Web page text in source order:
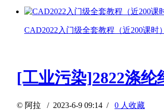
CAD2022入门级全套教程（近200课时）
[工业污染]2822涤
© 阿拉 / 2023-6-9 09:14 / 0 人收藏